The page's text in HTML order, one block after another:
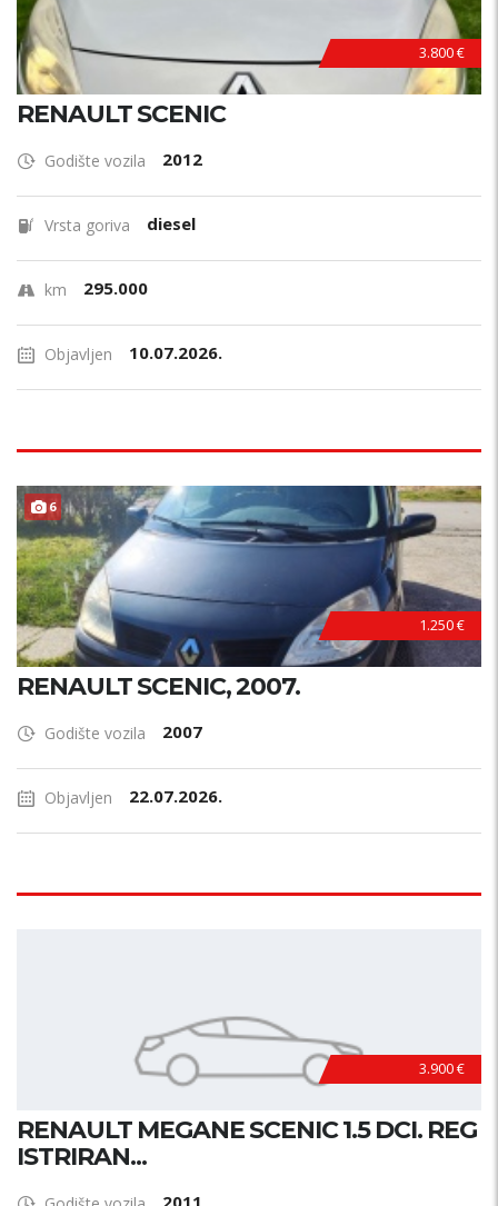
3.800 €
RENAULT SCENIC
Godište vozila 2012
Vrsta goriva diesel
km 295.000
Objavljen 10.07.2026.
6
1.250 €
RENAULT SCENIC, 2007.
Godište vozila 2007
Objavljen 22.07.2026.
3.900 €
RENAULT MEGANE SCENIC 1.5 DCI. REG
ISTRIRAN...
2011